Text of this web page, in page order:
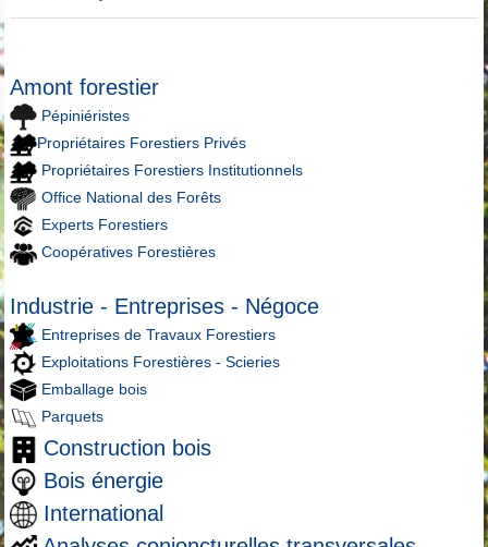
Amont forestier
Pépiniéristes
Propriétaires Forestiers Privés
Propriétaires Forestiers Institutionnels
Office National des Forêts
Experts Forestiers
Coopératives Forestières
Industrie - Entreprises - Négoce
Entreprises de Travaux Forestiers
Exploitations Forestières - Scieries
Emballage bois
Parquets
Construction bois
Bois énergie
International